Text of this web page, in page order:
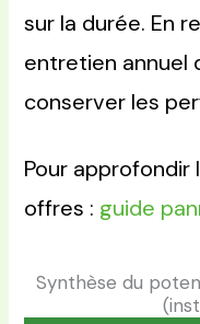
sur la durée. En
entretien annuel
conserver les
Pour
offres : guide
Synthèse du